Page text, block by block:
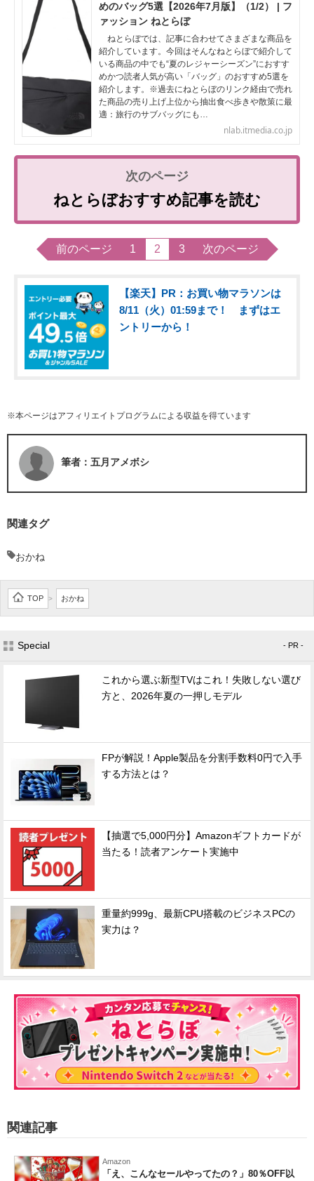
めのバッグ5選【2026年7月版】（1/2） | フ
ァッション ねとらぼ
ねとらぼでは、記事に合わせてさまざまな商品を
紹介しています。今回はそんなねとらぼで紹介して
いる商品の中でも“夏のレジャーシーズン”におすす
めかつ読者人気が高い「バッグ」のおすすめ5選を
紹介します。※過去にねとらぼのリンク経由で売れ
た商品の売り上げ上位から抽出食べ歩きや散策に最
適：旅行のサブバッグにも…
nlab.itmedia.co.jp
ねとらぼおすすめ記事を読む
前のページ 1 2 3 次のページ
【楽天】PR：お買い物マラソンは
8/11（火）01:59まで！ まずはエ
ントリーから！
※本ページはアフィリエイトプログラムによる収益を得ています
筆者：五月アメボシ
関連タグ
おかね
TOP > おかね
Special - PR -
これから選ぶ新型TVはこれ！失敗しない選び
方と、2026年夏の一押しモデル
FPが解説！Apple製品を分割手数料0円で入手
する方法とは？
【抽選で5,000円分】Amazonギフトカードが
当たる！読者アンケート実施中
重量約999g、最新CPU搭載のビジネスPCの
実力は？
関連記事
Amazon
「え、こんなセールやってたの？」80％OFF以